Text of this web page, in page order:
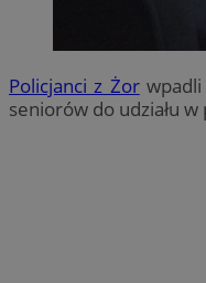
Policjanci z Żorwpadli
seniorów do udziału